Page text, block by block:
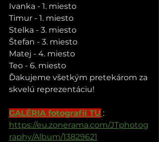
Ivanka - 1. miesto
Timur - 1. miesto
Stelka - 3. miesto
Štefan - 3. miesto
Matej - 4. miesto
Teo - 6. miesto
Ďakujeme všetkým pretekárom za
skvelú reprezentáciu!
GALÉRIA fotografií TU :
https://eu.zonerama.com/JTphotog
raphy/Album/13829621